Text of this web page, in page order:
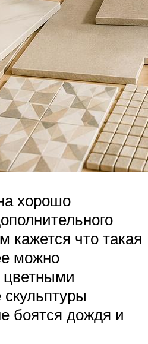
хорошо
кажется что такая
можно
цветными
боятся дождя и